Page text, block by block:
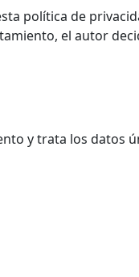
política de
el autor
y trata los datos